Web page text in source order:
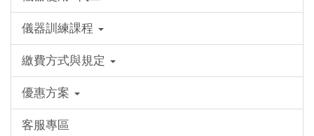
儀器訓練課程
繳費方式與規定
優惠方案
客服專區